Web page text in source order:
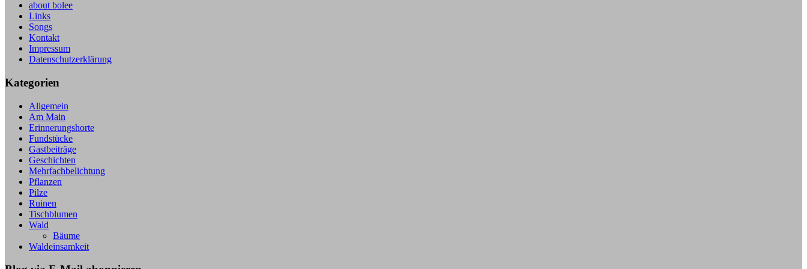
about bolee
Links
Songs
Kontakt
Impressum
Datenschutzerklärung
Kategorien
Allgemein
Am Main
Erinnerungshorte
Fundstücke
Gastbeiträge
Geschichten
Mehrfachbelichtung
Pflanzen
Pilze
Ruinen
Tischblumen
Wald
Bäume
Waldeinsamkeit